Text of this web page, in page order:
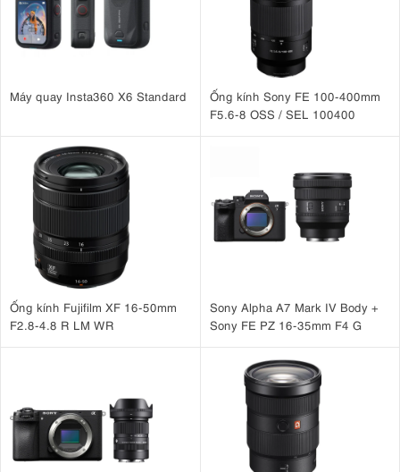
Máy quay Insta360 X6 Standard
Ống kính Sony FE 100-400mm
F5.6-8 OSS / SEL 100400
Ống kính Fujifilm XF 16-50mm
F2.8-4.8 R LM WR
Sony Alpha A7 Mark IV Body +
Sony FE PZ 16-35mm F4 G